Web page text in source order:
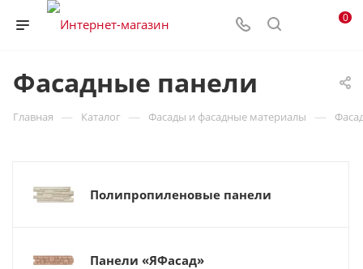
0
Фасадные панели
Главная — Каталог — Фасады и фасадные материалы —
Полипропиленовые панели
Панели «ЯФасад»